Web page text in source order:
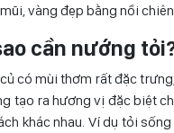
vàng đẹp bằng nồi chiên
cần nướng
có mùi thơm rất đặc
tạo ra hương vị đặc biệt
khác nhau. Ví dụ tỏi